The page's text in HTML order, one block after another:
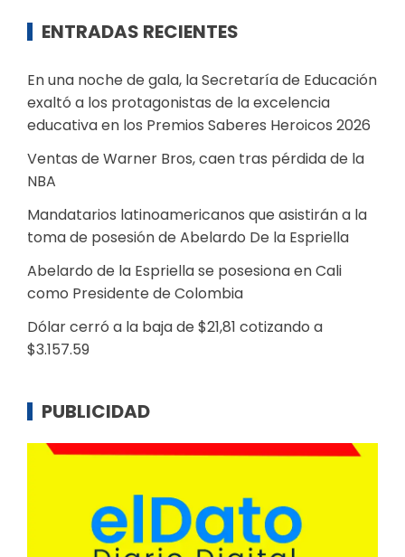
ENTRADAS RECIENTES
En una noche de gala, la Secretaría de Educación
exaltó a los protagonistas de la excelencia
educativa en los Premios Saberes Heroicos 2026
Ventas de Warner Bros, caen tras pérdida de la
NBA
Mandatarios latinoamericanos que asistirán a la
toma de posesión de Abelardo De la Espriella
Abelardo de la Espriella se posesiona en Cali
como Presidente de Colombia
Dólar cerró a la baja de $21,81 cotizando a
$3.157.59
PUBLICIDAD